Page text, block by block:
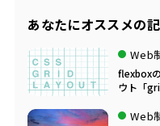
あなたにオススメの
Web
flexbox
ウト「
Web